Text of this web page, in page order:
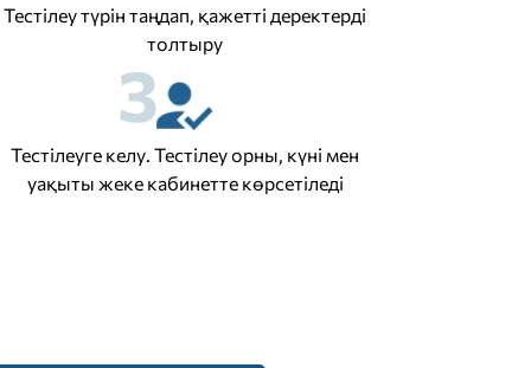
Тестілеу түрін таңдап, қажетті деректерді
толтыру
3
Тестілеуге келу. Тестілеу орны, күні мен
уақыты жеке кабинетте көрсетіледі